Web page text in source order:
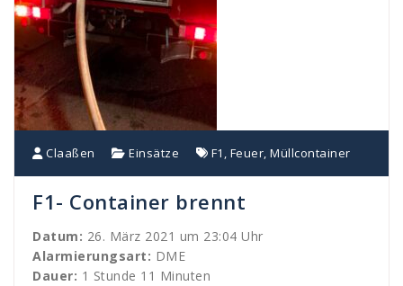
Claaßen Einsätze F1 , Feuer, Müllcontainer
F1- Container brennt
Datum: 26. März 2021 um 23:04 Uhr
Alarmierungsart: DME
Dauer: 1 Stunde 11 Minuten